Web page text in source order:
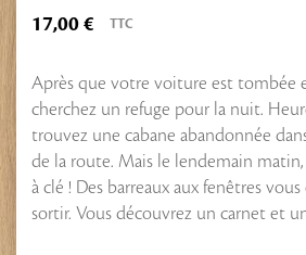
17,00 € TTC
Après que votre voiture est tombée
cherchez un refuge pour la nuit.
trouvez une cabane abandonnée
de la route. Mais le lendemain
à clé ! Des barreaux aux fenêtres
sortir. Vous découvrez un carnet et